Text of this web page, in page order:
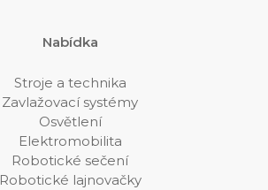
Nabídka
Stroje a technika
Zavlažovací systémy
Osvětlení
Elektromobilita
Robotické sečení
Robotické lajnovačky